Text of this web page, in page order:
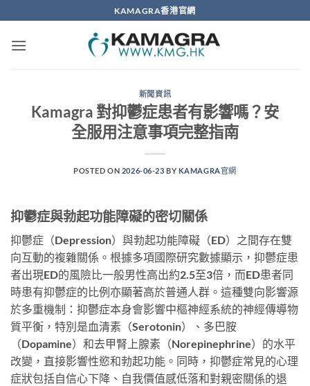
to
content
KAMAGRA香港官網
新聞資訊
Kamagra 對抑鬱症患者有影響嗎？安
全服用注意事項完整指南
POSTED ON 2026-06-23 BY KAMAGRA官網
抑鬱症與勃起功能障礙的密切關係
抑鬱症（Depression）與勃起功能障礙（ED）之間存在雙
向互動的複雜關係。根據多項國際研究數據顯示，抑鬱症患
者出現ED的風險比一般男性高出約2.5至3倍，而ED患者同
時患有抑鬱症的比例亦顯著高於普通人群。這種雙向影響源
於多重機制：抑鬱症本身會影響中樞神經系統的神經傳導物
質平衡，特別是血清素（Serotonin）、多巴胺
（Dopamine）和去甲腎上腺素（Norepinephrine）的水平
改變，直接影響性慾和勃起功能。同時，抑鬱症常見的心理
症狀包括自信心下降、自我價值感低落和對親密關係的退